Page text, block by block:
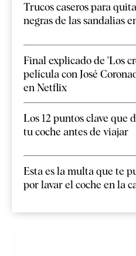
Trucos caseros para
negras de las sandalias
Final explicado de 'Los
película con José
en Netflix
Los 12 puntos clave que
tu coche antes de viajar
Esta es la multa que te
por lavar el coche en la